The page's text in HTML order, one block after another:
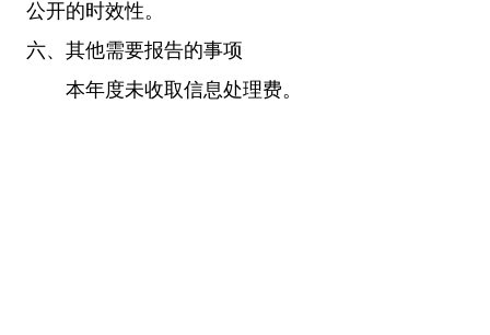
公开的时效性。
六、其他需要报告的事项
本年度未收取信息处理费。